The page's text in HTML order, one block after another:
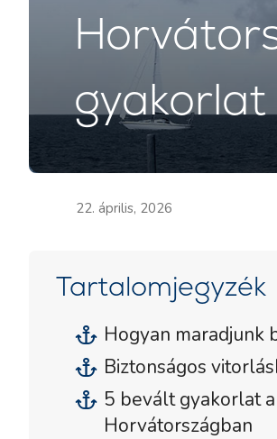
gyakorlat
22. április, 2026
Tartalomjegyzék
Hogyan maradjunk
Biztonságos
5 bevált gyakorlat
Horvátországban